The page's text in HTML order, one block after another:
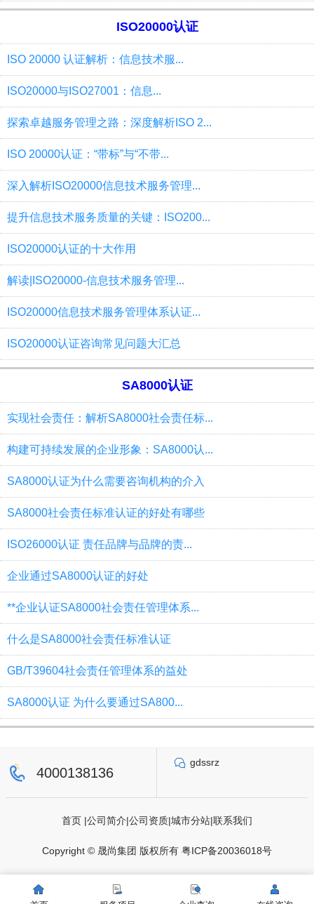
ISO20000认证
ISO 20000 认证解析：信息技术服...
ISO20000与ISO27001：信息...
探索卓越服务管理之路：深度解析ISO 2...
ISO 20000认证：“带标”与“不带...
深入解析ISO20000信息技术服务管理...
提升信息技术服务质量的关键：ISO200...
ISO20000认证的十大作用
解读|ISO20000-信息技术服务管理...
ISO20000信息技术服务管理体系认证...
ISO20000认证咨询常见问题大汇总
SA8000认证
实现社会责任：解析SA8000社会责任标...
构建可持续发展的企业形象：SA8000认...
SA8000认证为什么需要咨询机构的介入
SA8000社会责任标准认证的好处有哪些
ISO26000认证 责任品牌与品牌的责...
企业通过SA8000认证的好处
**企业认证SA8000社会责任管理体系...
什么是SA8000社会责任标准认证
GB/T39604社会责任管理体系的益处
SA8000认证 为什么要通过SA800...
4000138136
gdssrz
首页 |公司简介|公司资质|城市分站|联系我们
Copyright © 晟尚集团 版权所有 粤ICP备20036018号